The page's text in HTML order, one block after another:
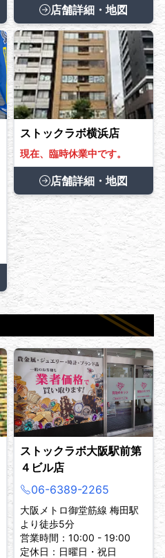
店舗詳細・地図
ストックラボ横浜店
現在、臨時休業中です。
店舗詳細・地図
ストックラボ大阪駅前第
４ビル店
06-6389-2265
大阪メトロ御堂筋線 梅田駅
より徒歩5分
営業時間：10:00 - 19:00
定休日：日曜日・祝日